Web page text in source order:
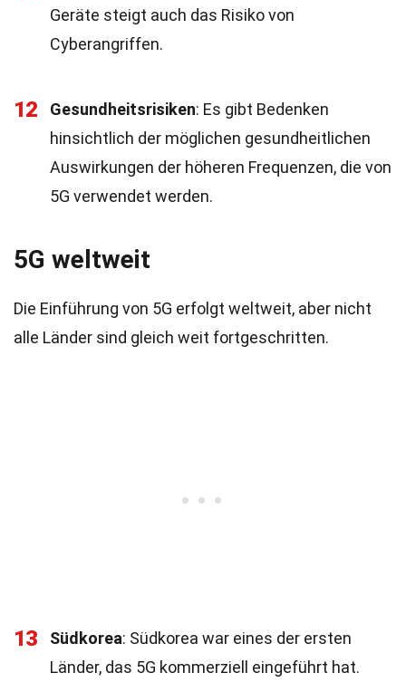
Geräte steigt auch das Risiko von
Cyberangriffen.
12 Gesundheitsrisiken: Es gibt Bedenken
hinsichtlich der möglichen gesundheitlichen
Auswirkungen der höheren Frequenzen, die von
5G verwendet werden.
5G weltweit
Die Einführung von 5G erfolgt weltweit, aber nicht
alle Länder sind gleich weit fortgeschritten.
13 Südkorea: Südkorea war eines der ersten
Länder, das 5G kommerziell eingeführt hat.